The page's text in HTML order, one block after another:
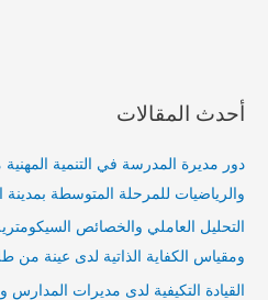
أحدث المقالات
دور مديرة المدرسة في التنمية
والرياضيات للمرحلة المتوسطة بمدينة
التحليل العاملي والخصائص
ومقياس الكفاية الذاتية لدى عينة من
القيادة التكيفية لدى مديرات المدارس